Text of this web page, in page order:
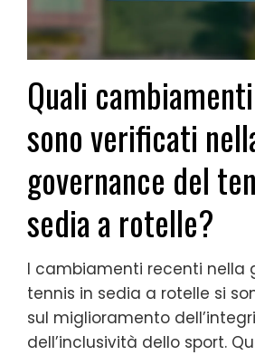
Quali
sono verificati
governance del
sedia a rotelle?
I cambiamenti recenti nella
tennis in sedia a rotelle si
sul miglioramento
dell’inclusività dello sport.